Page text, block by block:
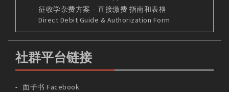
征收学杂费方案 – 直接缴费 指南和表格
Direct Debit Guide & Authorization Form
社群平台链接
面子书 Facebook